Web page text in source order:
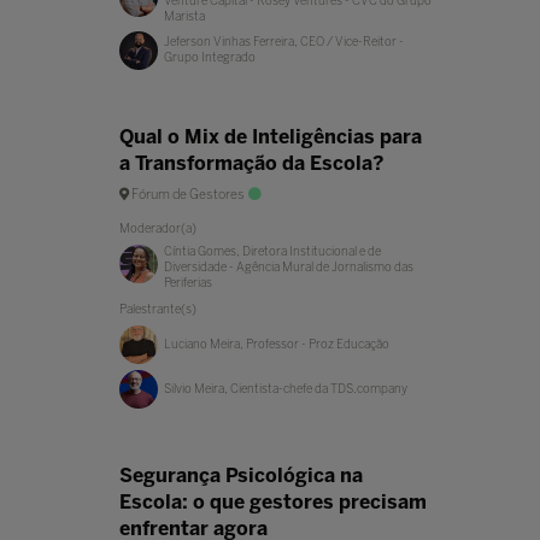
Marista
Jeferson Vinhas Ferreira, CEO / Vice-Reitor -
Grupo Integrado
Qual o Mix de Inteligências para
a Transformação da Escola?
Fórum de Gestores
Moderador(a)
Cíntia Gomes, Diretora Institucional e de
Diversidade - Agência Mural de Jornalismo das
Periferias
Palestrante(s)
Luciano Meira, Professor - Proz Educação
Silvio Meira, Cientista-chefe da TDS.company
Segurança Psicológica na
Escola: o que gestores precisam
enfrentar agora